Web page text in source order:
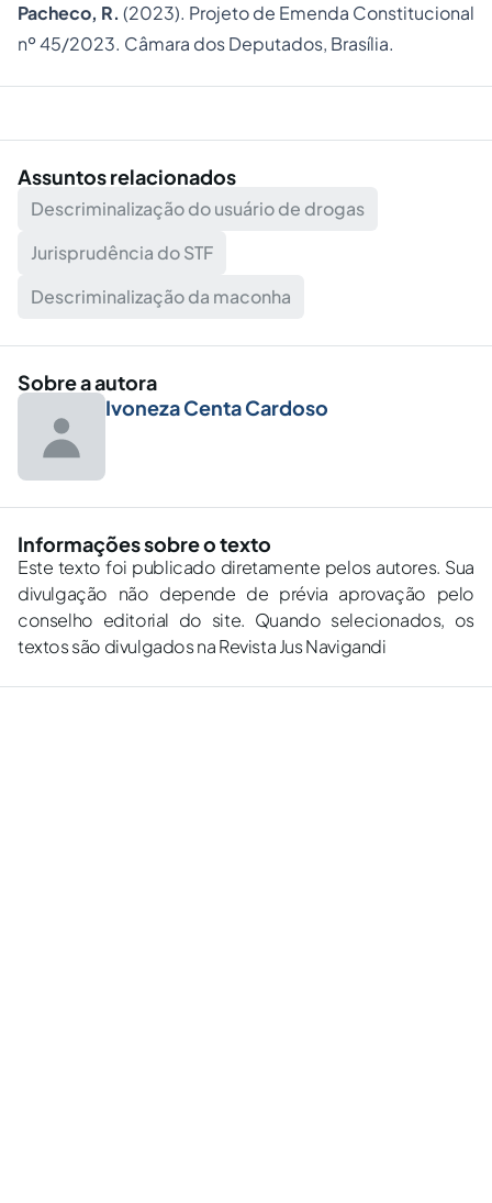
Pacheco, R. (2023). Projeto de Emenda Constitucional
nº 45/2023. Câmara dos Deputados, Brasília.
Assuntos relacionados
Descriminalização do usuário de drogas
Jurisprudência do STF
Descriminalização da maconha
Sobre a autora
Ivoneza Centa Cardoso
Informações sobre o texto
Este texto foi publicado diretamente pelos autores. Sua
divulgação não depende de prévia aprovação pelo
conselho editorial do site. Quando selecionados, os
textos são divulgados na Revista Jus Navigandi